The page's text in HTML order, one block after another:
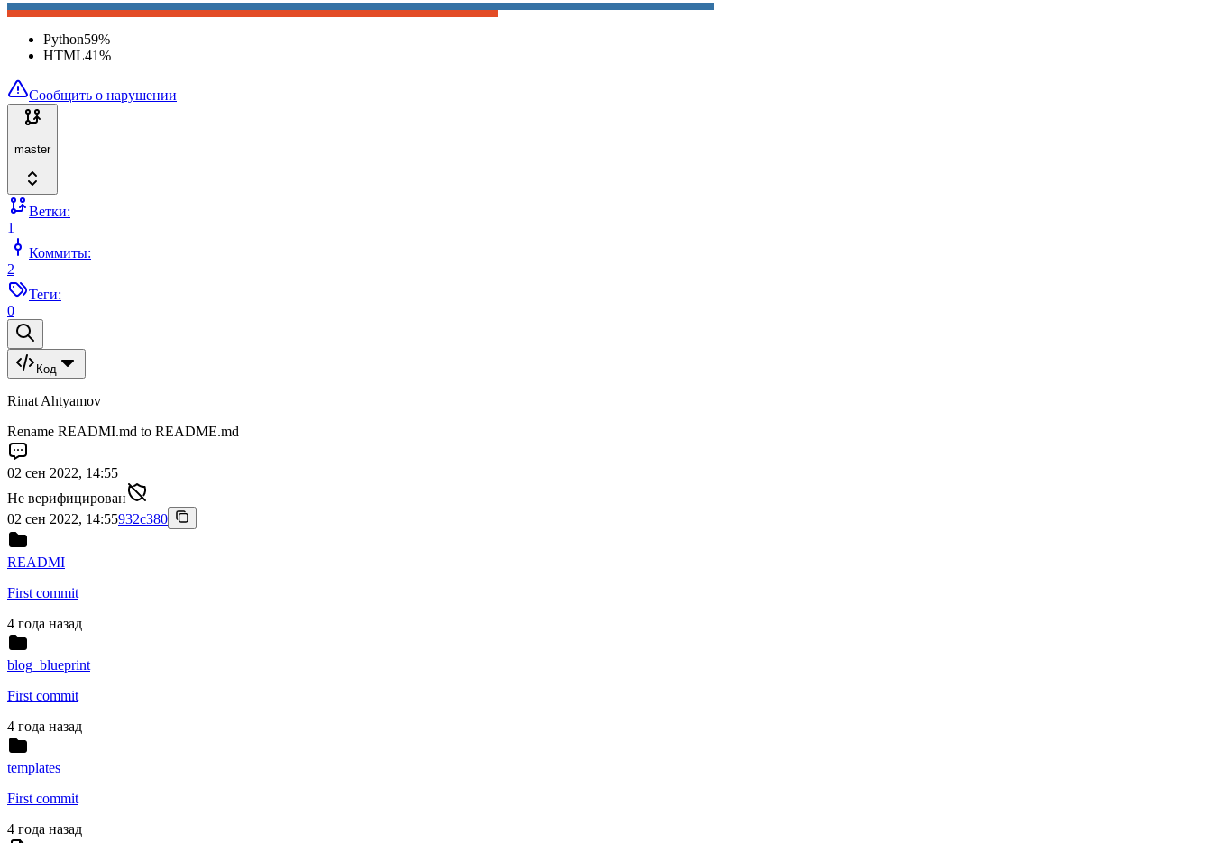
Python59%
HTML41%
Сообщить о нарушении
master
Ветки:
1
Коммиты:
2
Теги:
0
Код
Rinat Ahtyamov
Rename READMI.md to README.md
02 сен 2022, 14:55
Не верифицирован
02 сен 2022, 14:55932c380
READMI
First commit
4 года назад
blog_blueprint
First commit
4 года назад
templates
First commit
4 года назад